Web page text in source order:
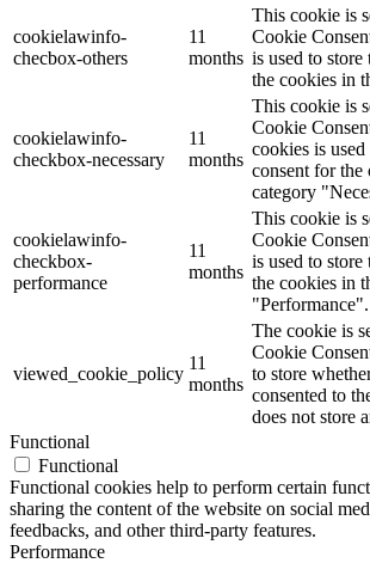
cookielawinfo-
checbox-others
11
months
This cookie is
Cookie
is used to store
the cookies in
cookielawinfo-
checkbox-necessary
11
months
This cookie is
Cookie
cookies is
consent for the
category
cookielawinfo-
checkbox-
performance
11
months
This cookie is
Cookie
is used to store
the cookies in
"Performance".
viewed_cookie_policy
11
months
The cookie is
Cookie
to store
consented to
does not store
Functional
Functional
Functional cookies help to perform certain
sharing the content of the website on social
feedbacks, and other third-party features.
Performance